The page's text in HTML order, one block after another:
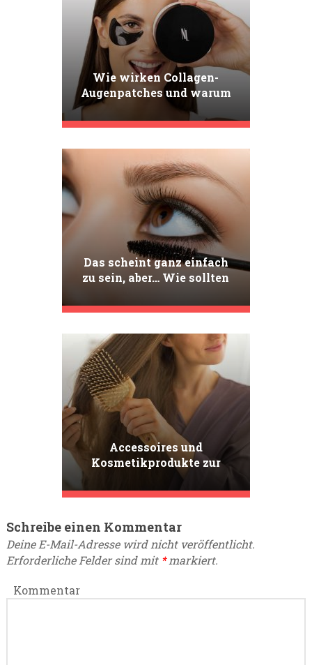
Wie wirken Collagen-
Augenpatches und warum
lohnt es sich, sie zu
verwenden? Collagen
Antworten
Das scheint ganz einfach
zu sein, aber… Wie sollten
tuschen?
Accessoires und
Kosmetikprodukte zur
Verbesserung der
Kämmbarkeit. Was kann
Schreibe einen Kommentar
Deine E-Mail-Adresse wird nicht veröffentlicht.
Erforderliche Felder sind mit *markiert.
Kommentar